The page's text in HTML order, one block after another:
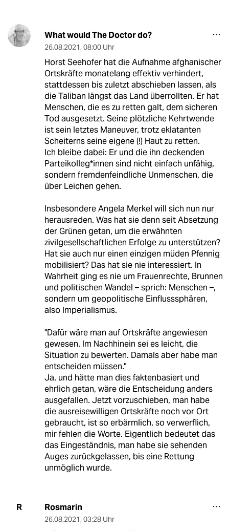
What would The Doctor do?
26.08.2021, 08:00 Uhr
Horst Seehofer hat die Aufnahme afghanischer
Ortskräfte monatelang effektiv verhindert,
stattdessen bis zuletzt abschieben lassen, als
die Taliban längst das Land überrollten. Er hat
Menschen, die es zu retten galt, dem sicheren
Tod ausgesetzt. Seine plötzliche Kehrtwende
ist sein letztes Maneuver, trotz eklatanten
Scheiterns seine eigene (!) Haut zu retten.
Ich bleibe dabei: Er und die ihn deckenden
Parteikolleg*innen sind nicht einfach unfähig,
sondern fremdenfeindliche Unmenschen, die
über Leichen gehen.
Insbesondere Angela Merkel will sich nun nur
herausreden. Was hat sie denn seit Absetzung
der Grünen getan, um die erwähnten
zivilgesellschaftlichen Erfolge zu unterstützen?
Hat sie auch nur einen einzigen müden Pfennig
mobilisiert? Das hat sie nie interessiert. In
Wahrheit ging es nie um Frauenrechte, Brunnen
und politischen Wandel – sprich: Menschen –,
sondern um geopolitische Einflusssphären,
also Imperialismus.
"Dafür wäre man auf Ortskräfte angewiesen
gewesen. Im Nachhinein sei es leicht, die
Situation zu bewerten. Damals aber habe man
entscheiden müssen."
Ja, und hätte man dies faktenbasiert und
ehrlich getan, wäre die Entscheidung anders
ausgefallen. Jetzt vorzuschieben, man habe
die ausreisewilligen Ortskräfte noch vor Ort
gebraucht, ist so erbärmlich, so verwerflich,
mir fehlen die Worte. Eigentlich bedeutet das
das Eingeständnis, man habe sie sehenden
Auges zurückgelassen, bis eine Rettung
unmöglich wurde.
R Rosmarin
26.08.2021, 03:28 Uhr